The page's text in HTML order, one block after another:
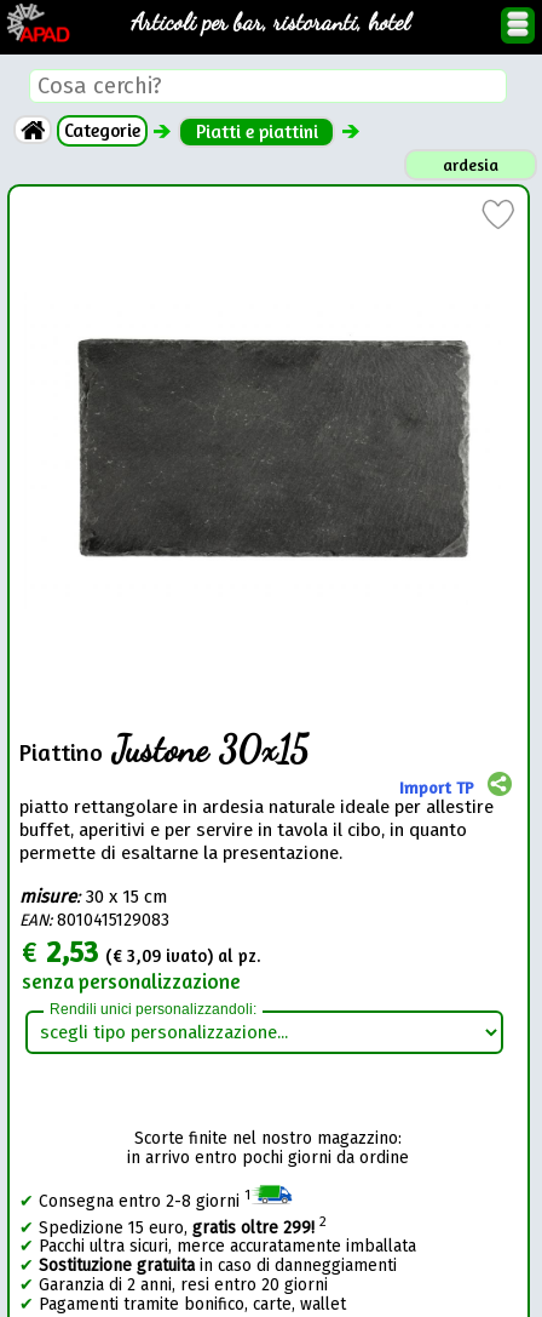
Articoli per bar, ristoranti, hotel
Categorie Piatti e piattini
ardesia
Piattino Justone 30x15
Import TP
piatto rettangolare in ardesia naturale ideale per allestire
buffet, aperitivi e per servire in tavola il cibo, in quanto
permette di esaltarne la presentazione.
misure:30 x 15 cm
EAN:8010415129083
€ 2,53 (€3,09 ivato) al pz.
senza personalizzazione
Rendili unici personalizzandoli:
Scorte finite nel nostro magazzino:
in arrivo entro pochi giorni da ordine
✔ Consegna entro 2-8 giorni 1
✔ Spedizione 15 euro,gratis oltre 299! 2
✔ Pacchi ultra sicuri, merce accuratamente imballata
✔ Sostituzione gratuitain caso di danneggiamenti
✔ Garanzia di 2 anni, resi entro 20 giorni
✔ Pagamenti tramite bonifico, carte, wallet